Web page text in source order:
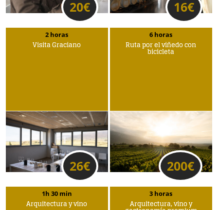
20€ 16€
2 horas
Visita Graciano
26€
6 horas
Ruta por el viñedo con
bicicleta
200€
1h 30 min
Arquitectura y vino
3 horas
Arquitectura, vino y